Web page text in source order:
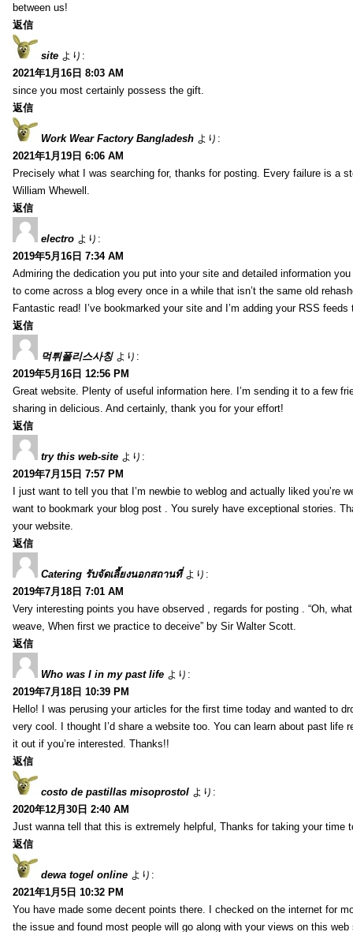
between us!
返信
site より:
2021年1月16日 8:03 AM
since you most certainly possess the gift.
返信
Work Wear Factory Bangladesh より:
2021年1月19日 6:06 AM
Precisely what I was searching for, thanks for posting. Every failure is a
William Whewell.
返信
electro より:
2019年5月16日 7:34 AM
Admiring the dedication you put into your site and detailed information you
to come across a blog every once in a while that isn’t the same old
Fantastic read! I’ve bookmarked your site and I’m adding your RSS
返信
먹튀폴리스사칭 より:
2019年5月16日 12:56 PM
Great website. Plenty of useful information here. I’m sending it to a few
sharing in delicious. And certainly, thank you for your effort!
返信
try this web-site より:
2019年7月15日 7:57 PM
I just want to tell you that I’m newbie to weblog and actually liked you’re
want to bookmark your blog post . You surely have exceptional stories.
your website.
返信
Catering รับจัดเลี้ยงนอกสถานที่ より:
2019年7月18日 7:01 AM
Very interesting points you have observed , regards for posting . “Oh,
weave, When first we practice to deceive” by Sir Walter Scott.
返信
Who was I in my past life より:
2019年7月18日 10:39 PM
Hello! I was perusing your articles for the first time today and wanted to
very cool. I thought I’d share a website too. You can learn about past life
it out if you’re interested. Thanks!!
返信
costo de pastillas misoprostol より:
2020年12月30日 2:40 AM
Just wanna tell that this is extremely helpful, Thanks for taking your time
返信
dewa togel online より:
2021年1月5日 10:32 PM
You have made some decent points there. I checked on the internet for
the issue and found most people will go along with your views on this web